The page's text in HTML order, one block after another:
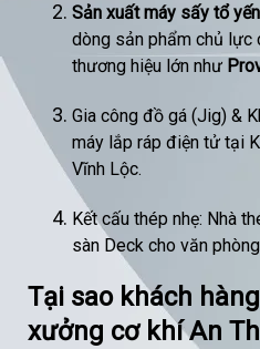
Sản xuất máy sấy tổ
dòng sản phẩm chủ lực
thương hiệu lớn như
Gia công đồ gá (Jig) &
máy lắp ráp điện tử tại
Vĩnh Lộc.
Kết cấu thép nhẹ: Nhà
sàn Deck cho văn
Tại sao khách
xưởng cơ khí An